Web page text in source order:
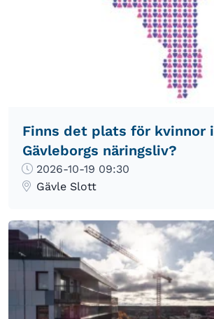
Finns det plats för kvinnor i
Gävleborgs näringsliv?
2026-10-19 09:30
Gävle Slott